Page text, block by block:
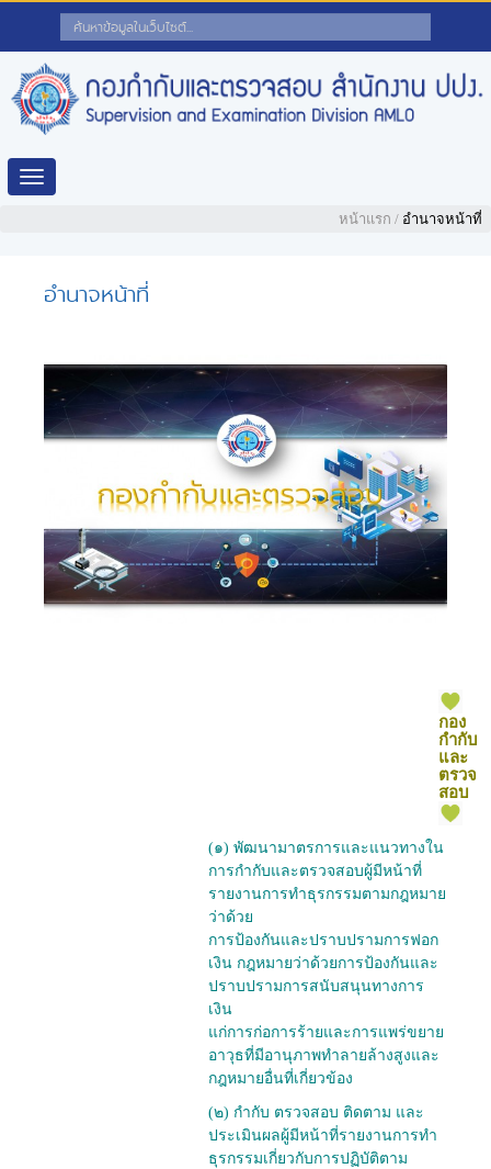
Toggle
หน้าแรก / อำนาจหน้าที่
อำนาจหน้าที่
กอง
กำกับ
และ
ตรวจ
สอบ
(๑) พัฒนามาตรการและแนวทางใน
การกำกับและตรวจสอบผู้มีหน้าที่
รายงานการทำธุรกรรมตามกฎหมาย
ว่าด้วย
การป้องกันและปราบปรามการฟอก
เงิน กฎหมายว่าด้วยการป้องกันและ
ปราบปรามการสนับสนุนทางการ
เงิน
แก่การก่อการร้ายและการแพร่ขยาย
อาวุธที่มีอานุภาพทำลายล้างสูงและ
กฎหมายอื่นที่เกี่ยวข้อง
(๒) กำกับ ตรวจสอบ ติดตาม และ
ประเมินผลผู้มีหน้าที่รายงานการทำ
ธุรกรรมเกี่ยวกับการปฏิบัติตาม